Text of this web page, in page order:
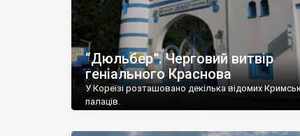
“Дюльбер”. Черговий витвір
геніального Краснова
У Кореїзі розташовано декілька відомих
палаців.